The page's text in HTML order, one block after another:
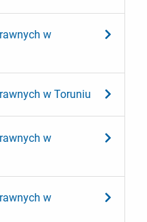
w
w Toruniu
w
w